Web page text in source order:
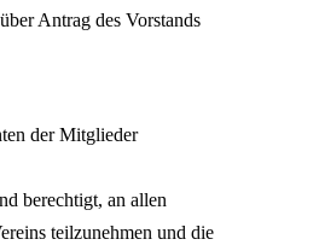
Antrag des Vorstands
der Mitglieder
berechtigt, an allen
teilzunehmen und die